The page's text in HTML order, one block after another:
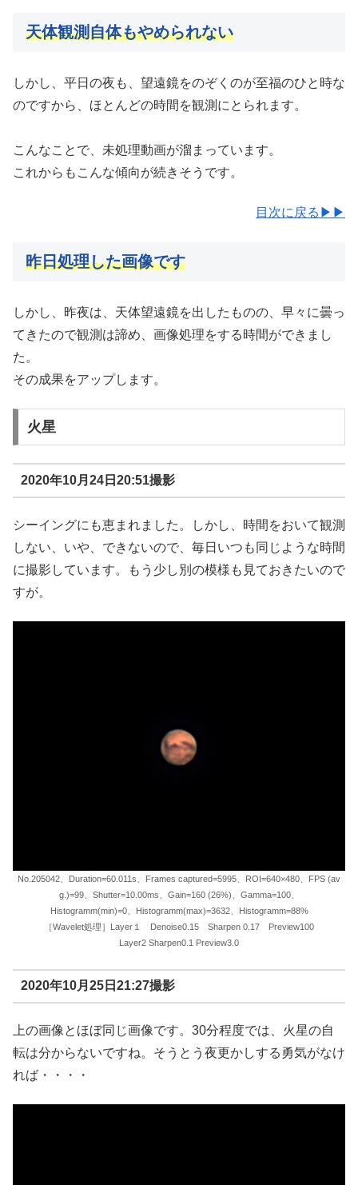
天体観測自体もやめられない
しかし、平日の夜も、望遠鏡をのぞくのが至福のひと時な
のですから、ほとんどの時間を観測にとられます。
こんなことで、未処理動画が溜まっています。
これからもこんな傾向が続きそうです。
目次に戻る▶▶
昨日処理した画像です
しかし、昨夜は、天体望遠鏡を出したものの、早々に曇っ
てきたので観測は諦め、画像処理をする時間ができまし
た。
その成果をアップします。
火星
2020年10月24日20:51撮影
シーイングにも恵まれました。しかし、時間をおいて観測
しない、いや、できないので、毎日いつも同じような時間
に撮影しています。もう少し別の模様も見ておきたいので
すが。
No.205042、Duration=60.011s、Frames captured=5995、ROI=640×480、FPS (av
g.)=99、Shutter=10.00ms、Gain=160 (26%)、Gamma=100、
Histogramm(min)=0、Histogramm(max)=3632、Histogramm=88%
［Wavelet処理］Layer１ Denoise0.15 Sharpen 0.17 Preview100
Layer2 Sharpen0.1 Preview3.0
2020年10月25日21:27撮影
上の画像とほぼ同じ画像です。30分程度では、火星の自
転は分からないですね。そうとう夜更かしする勇気がなけ
れば・・・・